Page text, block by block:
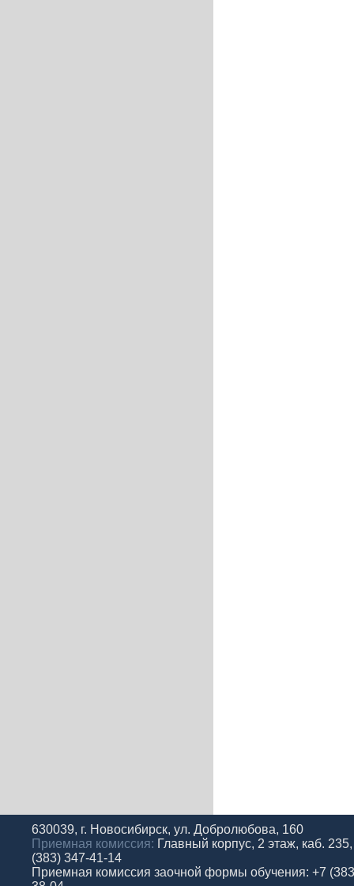
630039, г. Новосибирск, ул. Добролюбова, 160
Приемная комиссия: Главный корпус, 2 этаж, каб.
(383) 347-41-14
Приемная комиссия заочной формы обучения: +7